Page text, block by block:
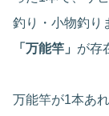
釣り・小物釣り
「万能竿」 が存
万能竿が1本あれ